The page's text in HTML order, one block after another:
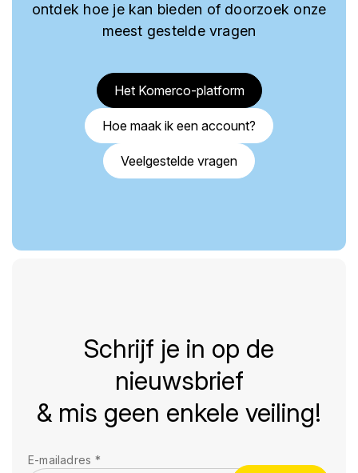
ontdek hoe je kan bieden of doorzoek onze
meest gestelde vragen
Het Komerco-platform
Hoe maak ik een account?
Veelgestelde vragen
Schrijf je in op de
nieuwsbrief
& mis geen enkele veiling!
E-mailadres *